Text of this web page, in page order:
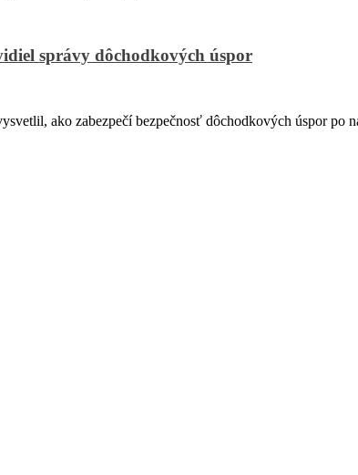
správy dôchodkových úspor
ako zabezpečí bezpečnosť dôchodkových úspor po